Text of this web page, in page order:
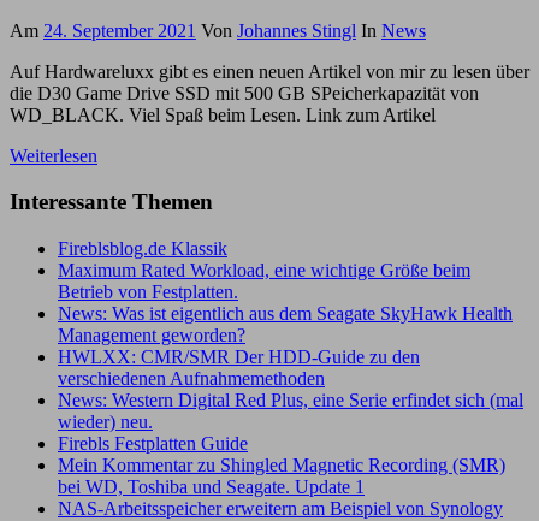
Am 24. September 2021 Von Johannes Stingl In News
Auf Hardwareluxx gibt es einen neuen Artikel von mir zu lesen über
die D30 Game Drive SSD mit 500 GB SPeicherkapazität von
WD_BLACK. Viel Spaß beim Lesen. Link zum Artikel
Weiterlesen
Interessante Themen
Fireblsblog.de Klassik
Maximum Rated Workload, eine wichtige Größe beim
Betrieb von Festplatten.
News: Was ist eigentlich aus dem Seagate SkyHawk Health
Management geworden?
HWLXX: CMR/SMR Der HDD-Guide zu den
verschiedenen Aufnahmemethoden
News: Western Digital Red Plus, eine Serie erfindet sich (mal
wieder) neu.
Firebls Festplatten Guide
Mein Kommentar zu Shingled Magnetic Recording (SMR)
bei WD, Toshiba und Seagate. Update 1
NAS-Arbeitsspeicher erweitern am Beispiel von Synology